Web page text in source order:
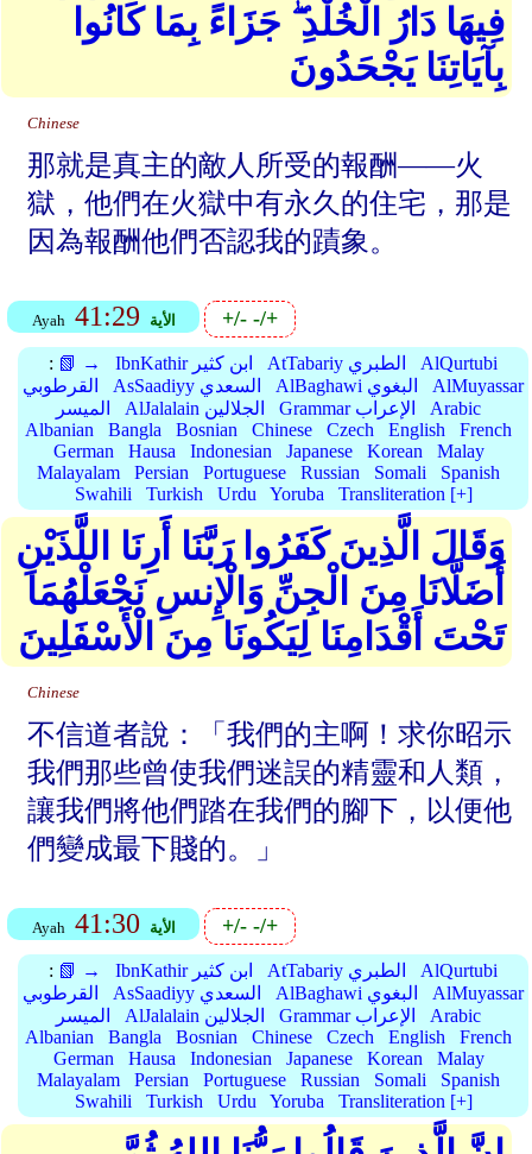
فِيهَا دَارُ الْخُلْدِ ۖ جَزَاءً بِمَا كَانُوا
بِآيَاتِنَا يَجْحَدُونَ
Chinese
那就是真主的敵人所受的報酬——火
獄，他們在火獄中有永久的住宅，那是
因為報酬他們否認我的蹟象。
Ayah 41:29 الأية +/--/+
: 📗 → IbnKathir ابن كثير AtTabariy الطبري
AlQurtubi
القرطوبي
AsSaadiyy السعدي AlBaghawi البغوي
AlMuyassar
الميسر
AlJalalain الجلالين Grammar الإعراب
Arabic
Albanian
Bangla Bosnian Chinese Czech English
French
German
Hausa Indonesian Japanese Korean
Malay
Malayalam
Persian Portuguese Russian Somali
Spanish
Swahili
Turkish Urdu Yoruba Transliteration [+]
وَقَالَ الَّذِينَ كَفَرُوا رَبَّنَا أَرِنَا اللَّذَيْنِ
أَضَلَّانَا مِنَ الْجِنِّ وَالْإِنسِ نَجْعَلْهُمَا
تَحْتَ أَقْدَامِنَا لِيَكُونَا مِنَ الْأَسْفَلِينَ
Chinese
不信道者說：「我們的主啊！求你昭示
我們那些曾使我們迷誤的精靈和人類，
讓我們將他們踏在我們的腳下，以便他
們變成最下賤的。」
Ayah 41:30 الأية +/--/+
: 📗 → IbnKathir ابن كثير AtTabariy الطبري
AlQurtubi
القرطوبي
AsSaadiyy السعدي AlBaghawi البغوي
AlMuyassar
الميسر
AlJalalain الجلالين Grammar الإعراب
Arabic
Albanian
Bangla Bosnian Chinese Czech English
French
German
Hausa Indonesian Japanese Korean
Malay
Malayalam
Persian Portuguese Russian Somali
Spanish
Swahili
Turkish Urdu Yoruba Transliteration [+]